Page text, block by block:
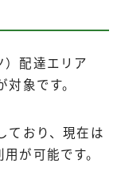
配達エリア
対象です。
ており、現在は
が可能です。